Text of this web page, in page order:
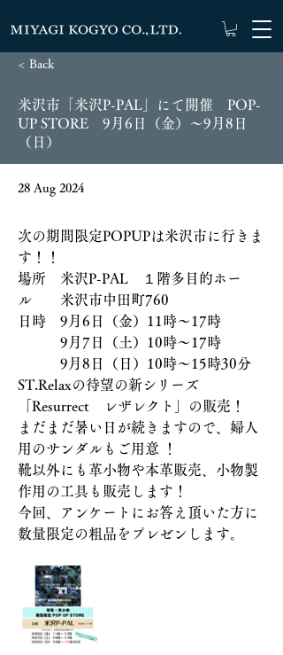
< Back
米沢市「米沢P-PAL」にて開催 POP-
UP STORE 9月6日（金）～9月8日
（日）
28 Aug 2024
次の期間限定POPUPは米沢市に行きま
す！！
場所　米沢P-PAL　１階多目的ホー
ル　　米沢市中田町760
日時　9月6日（金）11時～17時
9月7日（土）10時～17時
9月8日（日）10時～15時30分
ST.Relaxの待望の新シリーズ
「Resurrect　レザレクト」の販売！
まだまだ暑い日が続きますので、婦人
用のサンダルもご用意 ！
靴以外にも革小物や本革販売、小物製
作用の工具も販売します！
今回、アンケートにお答え頂いた方に
数量限定の粗品をプレゼンします。